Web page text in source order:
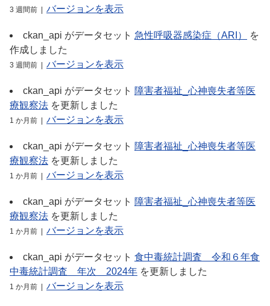
3 週間前 | バージョンを表示
ckan_api がデータセット 急性呼吸器感染症（ARI）
を
作成しました
3 週間前 | バージョンを表示
ckan_api がデータセット 障害者福祉_心神喪失者等医
療観察法 を更新しました
1 か月前 | バージョンを表示
ckan_api がデータセット 障害者福祉_心神喪失者等医
療観察法 を更新しました
1 か月前 | バージョンを表示
ckan_api がデータセット 障害者福祉_心神喪失者等医
療観察法 を更新しました
1 か月前 | バージョンを表示
ckan_api がデータセット 食中毒統計調査＿令和６年食
中毒統計調査＿年次＿2024年 を更新しました
1 か月前 | バージョンを表示